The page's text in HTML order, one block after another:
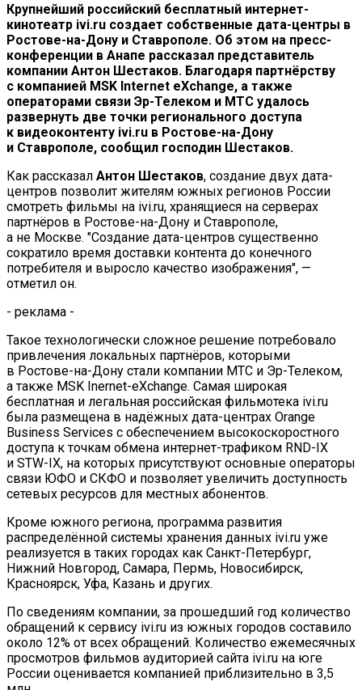
Крупнейший российский бесплатный интернет-
кинотеатр ivi.ru создает собственные дата-центры в
Ростове-на-Дону и Ставрополе. Об этом на пресс-
конференции в Анапе рассказал представитель
компании Антон Шестаков. Благодаря партнёрству
с компанией MSK Internet eXchange, а также
операторами связи Эр-Телеком и МТС удалось
развернуть две точки регионального доступа
к видеоконтенту ivi.ru в Ростове-на-Дону
и Ставрополе, сообщил господин Шестаков.
Как рассказал Антон Шестаков, создание двух дата-
центров позволит жителям южных регионов России
смотреть фильмы на ivi.ru, хранящиеся на серверах
партнёров в Ростове-на-Дону и Ставрополе,
а не Москве. "Создание дата-центров существенно
сократило время доставки контента до конечного
потребителя и выросло качество изображения", —
отметил он.
- реклама -
Такое технологически сложное решение потребовало
привлечения локальных партнёров, которыми
в Ростове-на-Дону стали компании МТС и Эр-Телеком,
а также MSK Inernet-eXchange. Самая широкая
бесплатная и легальная российская фильмотека ivi.ru
была размещена в надёжных дата-центрах Orange
Business Services с обеспечением высокоскоростного
доступа к точкам обмена интернет-трафиком RND-IX
и STW-IX, на которых присутствуют основные операторы
связи ЮФО и СКФО и позволяет увеличить доступность
сетевых ресурсов для местных абонентов.
Кроме южного региона, программа развития
распределённой системы хранения данных ivi.ru уже
реализуется в таких городах как Санкт-Петербург,
Нижний Новгород, Самара, Пермь, Новосибирск,
Красноярск, Уфа, Казань и других.
По сведениям компании, за прошедший год количество
обращений к сервису ivi.ru из южных городов составило
около 12% от всех обращений. Количество ежемесячных
просмотров фильмов аудиторией сайта ivi.ru на юге
России оценивается компанией приблизительно в 3,5